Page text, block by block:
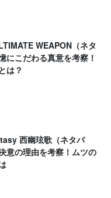
WEAPON（ネタ
にこだわる真意を考察！
は？
西幽玹歌（ネタバ
意の理由を考察！ムツの